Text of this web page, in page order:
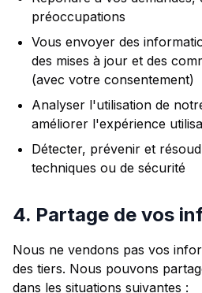
préoccupations
Vous envoyer des
des mises à jour et des
(avec votre consentement)
Analyser l'utilisation de
améliorer l'expérience
Détecter, prévenir et
techniques ou de sécurité
4. Partage de vos
Nous ne vendons pas vos
des tiers. Nous pouvons
dans les situations suivantes :